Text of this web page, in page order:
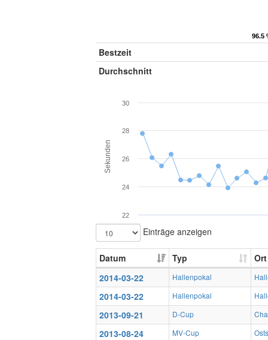
96.5
96.5
Bestzeit
Durchschnitt
Sekunden
22
24
26
28
30
Einträge anzeigen
Datum Typ
Ort
2014-03-22
Hallenpokal
2014-03-22 Hallenpokal
2013-09-21 D-Cup
2013-08-24 MV-Cup